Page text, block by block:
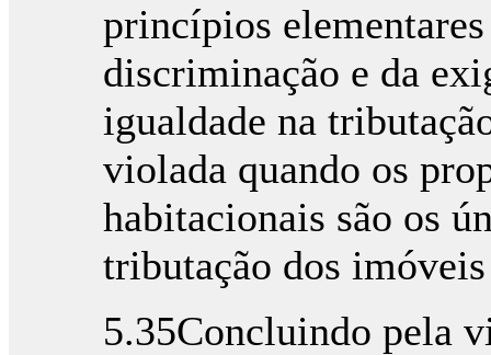
princípios
discriminação e da
igualdade na
violada quando os
habitacionais são os
tributação dos
5.35Concluindo pela